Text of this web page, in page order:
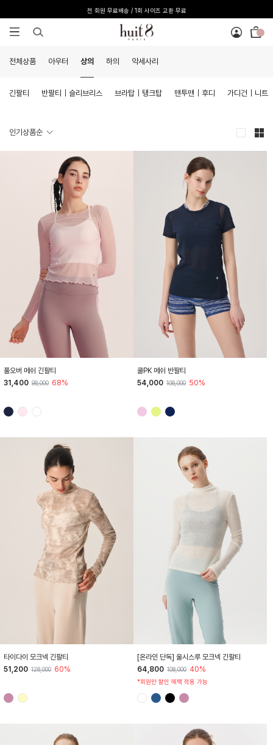
전 회원 무료배송 / 1회 사이즈 교환 무료
전체상품 아우터 상의 하의 악세사리
긴팔티 반팔티｜슬리브리스 브라탑｜탱크탑 맨투맨｜후디 가디건｜니트
인기상품순
풀오버 메쉬 긴팔티
31,400 98,000 68%
쿨PK 메쉬 반팔티
54,000 108,000 50%
타이다이 모크넥 긴팔티
51,200 128,000 60%
[온라인 단독] 울시스루 모크넥 긴팔티
64,800 108,000 40%
*회원만 할인 혜택 적용 가능